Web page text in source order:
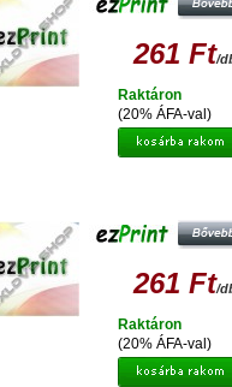
261 Ft/
(20% ÁFA-val)
Raktáron
261 Ft/
(20% ÁFA-val)
Raktáron